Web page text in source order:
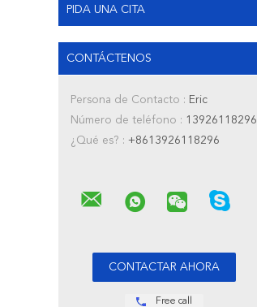
PIDA UNA CITA
CONTÁCTENOS
Persona de Contacto : Eric
Número de teléfono : 13926118296
¿Qué es? : +8613926118296
Free call